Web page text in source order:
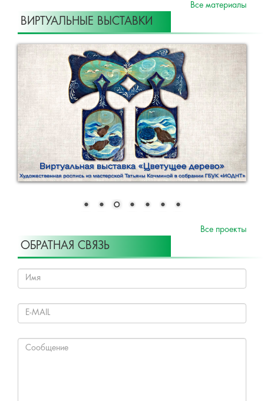
Все материалы
ВИРТУАЛЬНЫЕ ВЫСТАВКИ
Все проекты
ОБРАТНАЯ СВЯЗЬ